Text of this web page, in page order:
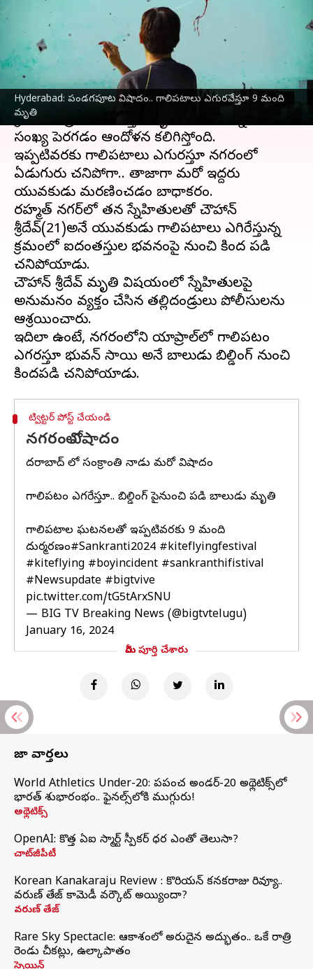
Hyderabad: పండగపూట విషాదం.. గాలిపటాలు ఎగురవేస్తూ 9 మంది
మృతి
మృతి
వ్రాసిన వారు Stalin Jan 16, 2024 01:37 pm
ఈ వార్తాకథనం ఏంటి
పండుగ వేళ..హైదరాబాద్‌లో గాలిపటాలు ఎగురవేస్తున్న
క్రమంలో ప్రమాదవశాత్తు మృతి చెందుతున్న వారి
సంఖ్య పెరగడం ఆందోళన కలిగిస్తోంది.
ఇప్పటివరకు గాలిపటాలు ఎగురవేస్తూ నగరంలో
ఏడుగురు చనిపోగా.. తాజాగా మరో ఇద్దరు
యువకుడు మరణించడం బాధాకరం.
రహ్మత్ నగర్‌లో తన స్నేహితులతో చౌహాన్
శ్రీదేవ్‌(21)అనే యువకుడు గాలిపటాలు ఎగిరేస్తున్న
క్రమంలో ఐదంతస్తుల భవనంపై నుంచి కింద పడి
చనిపోయాడు.
చౌహాన్ శ్రీదేవ్‌ మృతి విషయంలో స్నేహితులపై
అనుమనం వ్యక్తం చేసిన తల్లిదండ్రులు పోలీసులను
ఆశ్రయించారు.
ఇదిలా ఉంటే, నగరంలోని యాప్రాల్‌లో గాలిపటం
ఎగరవేస్తూ భువన్ సాయి అనే బాలుడు బిల్డింగ్ నుంచి
ట్విట్టర్ పోస్ట్ చేయండి
నగరంలో విషాదం
హైదరాబాద్ లో సంక్రాంతి నాడు మరో విషాదం
గాలిపటం ఎగరేస్తూ.. బిల్డింగ్ పైనుంచి పడి బాలుడు మృతి
గాలిపటాల ఘటనలతో ఇప్పటివరకు 9 మంది
దుర్మరణం#Sankranti2024 #kiteflyingfestival
#kiteflying #boyincident #sankranthifistival
#Newsupdate #bigtvive
pic.twitter.com/tG5tArxSNU
— BIG TV Breaking News (@bigtvtelugu)
January 16, 2024
మీరు పూర్తి చేశారు
తాజా వార్తలు
World Athletics Under-20: ప్రపంచ అండర్-20 అథ్లెటిక్స్‌లో
భారత్‌ శుభారంభం.. ఫైనల్స్‌లోకి ముగ్గురు!
అథ్లెటిక్స్
OpenAI: కొత్త ఏఐ స్మార్ట్ స్పీకర్ ధర ఎంతో తెలుసా?
చాట్‌జీపీటీ
Korean Kanakaraju Review : కొరియన్ కనకరాజు రివ్యూ..
వరుణ్ తేజ్ కామెడీ వర్కౌట్ అయ్యిందా?
వరుణ్ తేజ్
Rare Sky Spectacle: ఆకాశంలో అరుదైన అద్భుతం.. ఒకే రాత్రి
రెండు చీకట్లు, ఉల్కాపాతం